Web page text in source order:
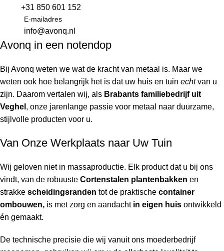
+31 850 601 152
E-mailadres
info@avonq.nl
Avonq in een notendop
Bij Avonq weten we wat de kracht van metaal is. Maar we
weten ook hoe belangrijk het is dat uw huis en tuin echtvan u
zijn. Daarom vertalen wij, als Brabants familiebedrijf uit
Veghel , onze jarenlange passie voor metaal naar duurzame,
stijlvolle producten voor u.
Van Onze Werkplaats naar Uw Tuin
Wij geloven niet in massaproductie. Elk product dat u bij ons
vindt, van de robuuste Cortenstalen plantenbakken en
strakke scheidingsranden tot de praktische container
ombouwen, is met zorg en aandacht in eigen huis ontwikkeld
én gemaakt.
De technische precisie die wij vanuit ons moederbedrijf